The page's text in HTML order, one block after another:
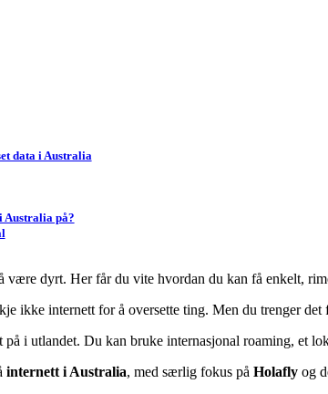
data i Australia
Australia på?
være dyrt. Her får du vite hvordan du kan få enkelt,
ikke internett for å oversette ting. Men du trenger
på i utlandet. Du kan bruke internasjonal roaming,
internett i Australia, med særlig fokus på Holafly og